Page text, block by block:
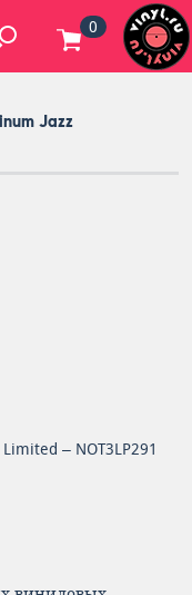
0
Jazz
– NOT3LP291